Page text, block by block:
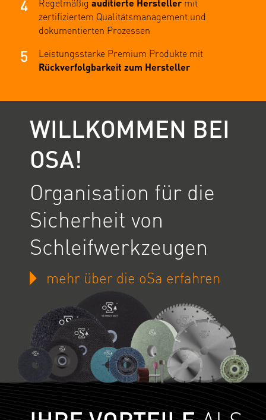
4 Regelmäßigauditierte Hersteller mit
zertifiziertem Qualitätsmanagement und
dokumentierten Prozessen
5
Leistungsstarke Premium Produkte mit
Rückverfolgbarkeit zum Hersteller
WILLKOMMEN BEI
OSA!
Organisation für die
Sicherheit von
Schleifwerkzeugen
mehr über die oSa erfahren